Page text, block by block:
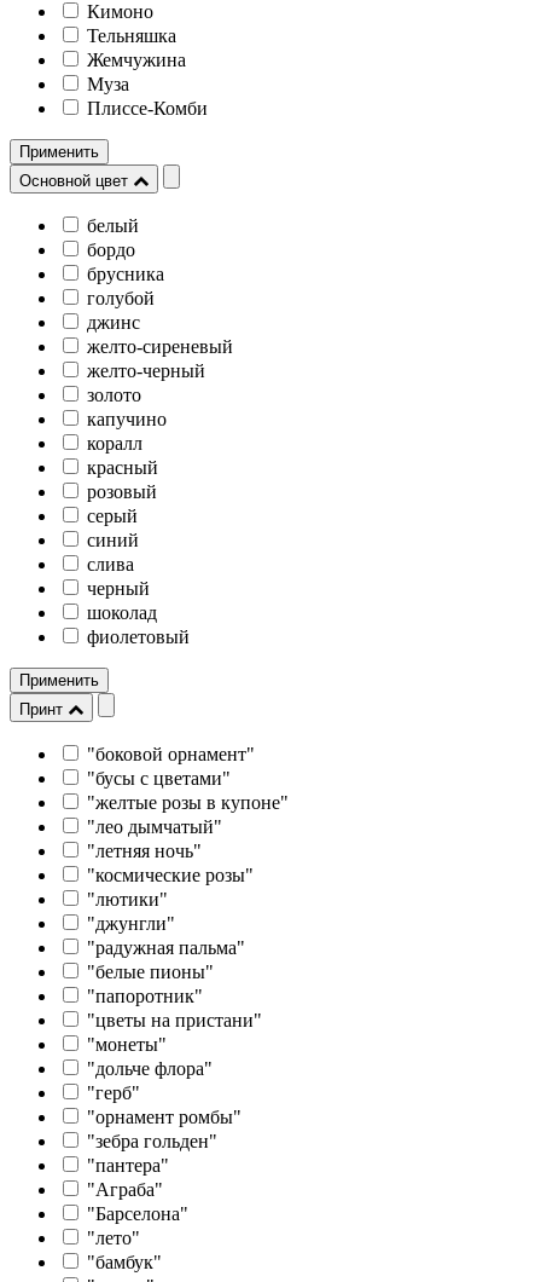
Кимоно
Тельняшка
Жемчужина
Муза
Плиссе-Комби
Применить
Основной цвет
белый
бордо
брусника
голубой
джинс
желто-сиреневый
желто-черный
золото
капучино
коралл
красный
розовый
серый
синий
слива
черный
шоколад
фиолетовый
Применить
Принт
"боковой орнамент"
"бусы с цветами"
"желтые розы в купоне"
"лео дымчатый"
"летняя ночь"
"космические розы"
"лютики"
"джунгли"
"радужная пальма"
"белые пионы"
"папоротник"
"цветы на пристани"
"монеты"
"дольче флора"
"герб"
"орнамент ромбы"
"зебра гольден"
"пантера"
"Аграба"
"Барселона"
"лето"
"бамбук"